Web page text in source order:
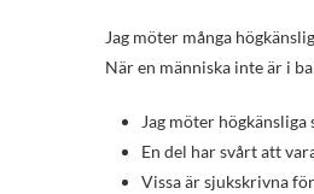
Jag möter många
När en människa inte är i
Jag möter
En del har svårt att
Vissa är sjukskrivna